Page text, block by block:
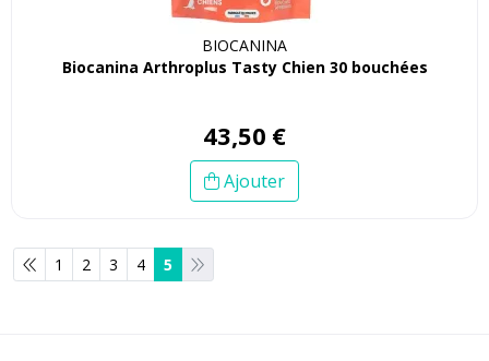
BIOCANINA
Biocanina Arthroplus Tasty Chien 30 bouchées
43,50 €
Ajouter
1 2 3 4 5